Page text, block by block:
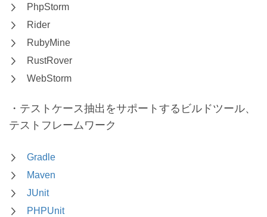
PhpStorm
Rider
RubyMine
RustRover
WebStorm
・テストケース抽出をサポートするビルドツール、
テストフレームワーク
Gradle
Maven
JUnit
PHPUnit